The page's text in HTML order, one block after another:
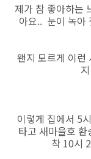
제가 참 좋아하는
아요.. 눈이 녹아
왠지 모르게 이런
이렇게 집에서 5
타고 새마을호
착 10시